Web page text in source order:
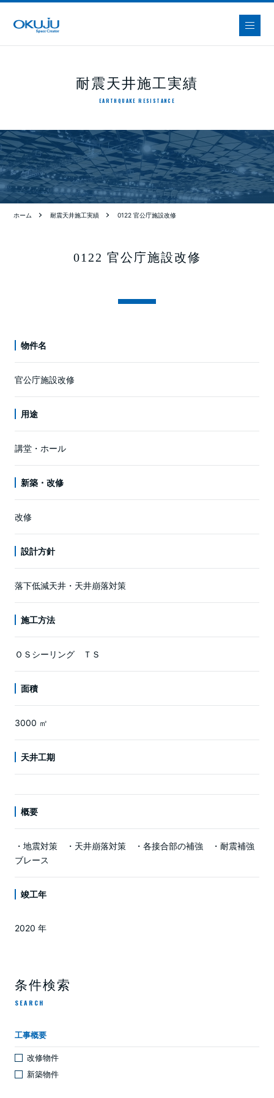
耐震天井施工実績
EARTHQUAKE RESISTANCE
ホーム 耐震天井施工実績 0122 官公庁施設改修
0122 官公庁施設改修
物件名
官公庁施設改修
用途
講堂・ホール
新築・改修
改修
設計方針
落下低減天井・天井崩落対策
施工方法
ＯＳシーリング ＴＳ
面積
3000 ㎡
天井工期
概要
・地震対策 ・天井崩落対策 ・各接合部の補強 ・耐震補強
ブレース
竣工年
2020 年
条件検索
SEARCH
工事概要
改修物件
新築物件